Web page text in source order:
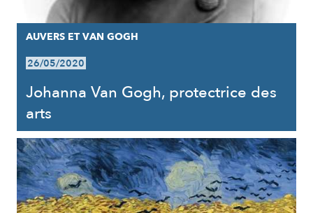
AUVERS ET VAN GOGH
26/05/2020
Johanna Van Gogh, protectrice des
arts